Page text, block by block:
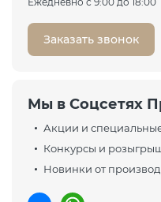
Заказать звонок
Мы в Соцсетях
Акции и
Конкурсы и
Новинки от